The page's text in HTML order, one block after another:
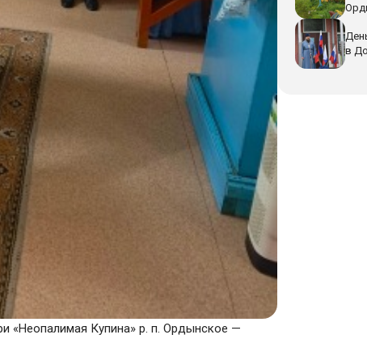
«Неопалимая Купина» р. п. Ордынское —
в